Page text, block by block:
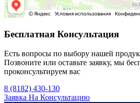
Бесплатная Консультация
Есть вопросы по выбору нашей
Позвоните или оставьте заявку, мы
проконсультируем вас
8 (8182) 430-130
Заявка На Консультацию